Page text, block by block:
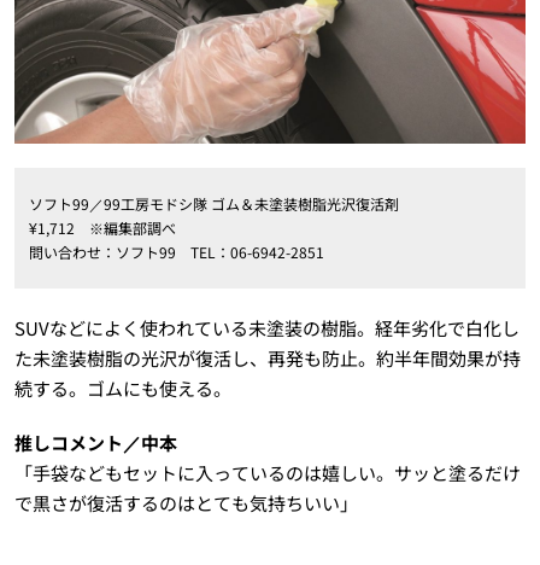
ソフト99／99工房モドシ隊 ゴム＆未塗装樹脂光沢復活剤
¥1,712 ※編集部調べ
問い合わせ：ソフト99 TEL：06-6942-2851
SUVなどによく使われている未塗装の樹脂。経年劣化で白化し
た未塗装樹脂の光沢が復活し、再発も防止。約半年間効果が持
続する。ゴムにも使える。
推しコメント／中本
「手袋などもセットに入っているのは嬉しい。サッと塗るだけ
で黒さが復活するのはとても気持ちいい」